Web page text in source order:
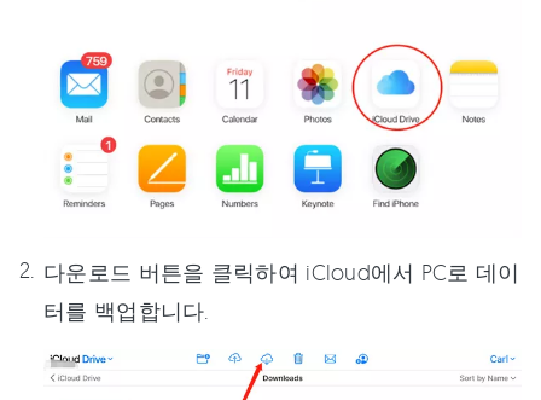
다운로드 버튼을 클릭하여 iCloud에서 PC로 데이
터를 백업합니다.